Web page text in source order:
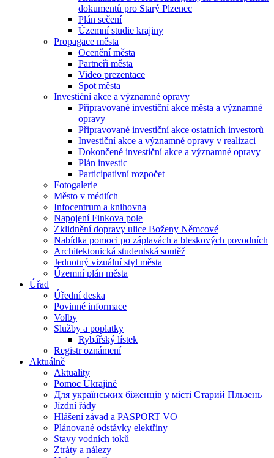
dokumentů pro Starý Plzenec
Plán sečení
Územní studie krajiny
Propagace města
Ocenění města
Partneři města
Video prezentace
Spot města
Investiční akce a významné opravy
Připravované investiční akce města a významné
opravy
Připravované investiční akce ostatních investorů
Investiční akce a významné opravy v realizaci
Dokončené investiční akce a významné opravy
Plán investic
Participativní rozpočet
Fotogalerie
Město v médiích
Infocentrum a knihovna
Napojení Finkova pole
Zklidnění dopravy ulice Boženy Němcové
Nabídka pomoci po záplavách a bleskových povodních
Architektonická studentská soutěž
Jednotný vizuální styl města
Územní plán města
Úřad
Úřední deska
Povinné informace
Volby
Služby a poplatky
Rybářský lístek
Registr oznámení
Aktuálně
Aktuality
Pomoc Ukrajině
Для українських біженців у місті Старий Пльзень
Jízdní řády
Hlášení závad a PASPORT VO
Plánované odstávky elektřiny
Stavy vodních toků
Ztráty a nálezy